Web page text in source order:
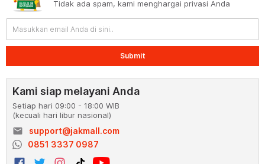
Tidak ada spam, kami menghargai privasi Anda
Submit
Kami siap melayani Anda
Setiap hari 09:00 - 18:00 WIB
(kecuali hari libur nasional)
email
support@jakmall.com
0851 3337 0987